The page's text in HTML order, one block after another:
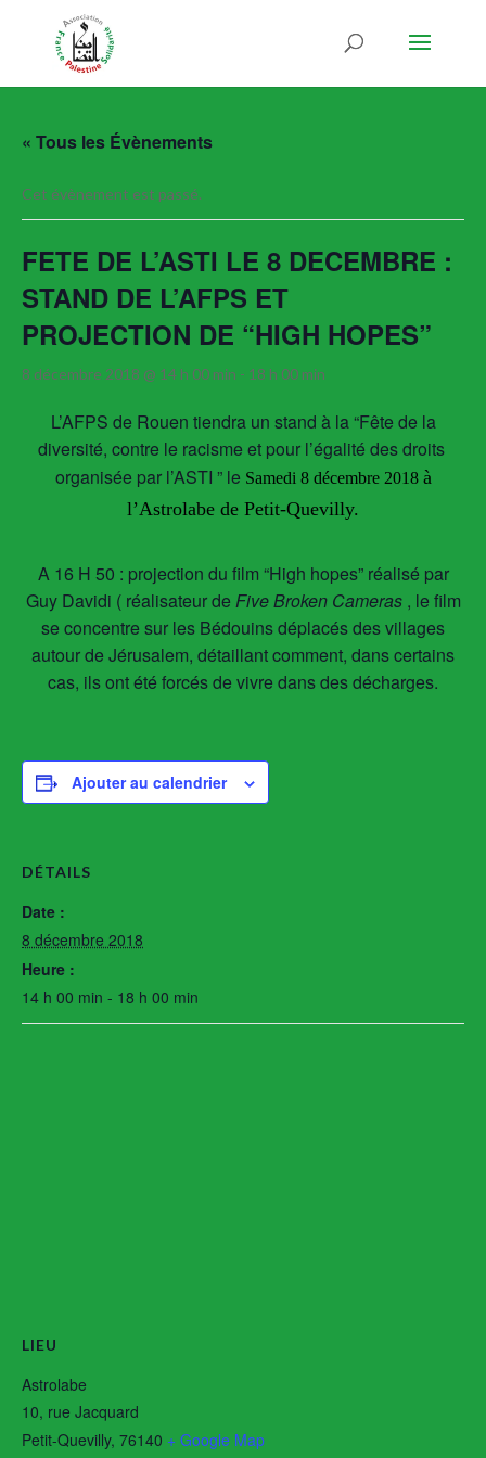
« Tous les Évènements
Cet évènement est passé.
FETE DE L’ASTI LE 8 DECEMBRE :
STAND DE L’AFPS ET
PROJECTION DE “HIGH HOPES”
8 décembre 2018 @ 14 h 00 min - 18 h 00 min
L’AFPS de Rouen tiendra un stand à la “Fête de la
diversité, contre le racisme et pour l’égalité des droits
organisée par l’ASTI ” le Samedi 8 décembre 2018 à
l’Astrolabe de Petit-Quevilly.
A 16 H 50 : projection du film “High hopes” réalisé par
Guy Davidi ( réalisateur deFive Broken Cameras, le film
se concentre sur les Bédouins déplacés des villages
autour de Jérusalem, détaillant comment, dans certains
cas, ils ont été forcés de vivre dans des décharges.
Ajouter au calendrier
DÉTAILS
Date :
8 décembre 2018
Heure :
14 h 00 min - 18 h 00 min
LIEU
Astrolabe
10, rue Jacquard
Petit-Quevilly, 76140 + Google Map